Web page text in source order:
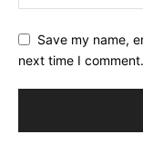
Save my name,
next time I comment.